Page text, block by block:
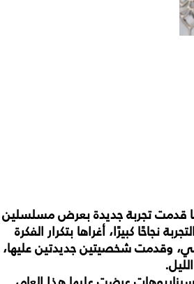
قدمت تجربة جديدة بعرض مسلسلين
من 15 حلقة. وحققت التجربة نجاحًا كبيرًا، أغراها بتكرار الفكرة
وقدمت شخصيتين جديدتين عليها،